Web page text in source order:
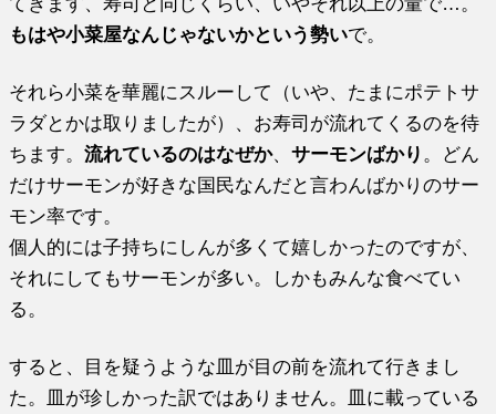
もはや小菜屋なんじゃないかという勢いで。
それら小菜を華麗にスルーして（いや、たまにポテトサ
ラダとかは取りましたが）、お寿司が流れてくるのを待
ちます。流れているのはなぜか、サーモンばかり 。どん
だけサーモンが好きな国民なんだと言わんばかりのサー
モン率です。
個人的には子持ちにしんが多くて嬉しかったのですが、
それにしてもサーモンが多い。しかもみんな食べてい
る。
すると、目を疑うような皿が目の前を流れて行きまし
た。皿が珍しかった訳ではありません。皿に載っている